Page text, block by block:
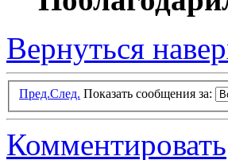
Вернуться
Пред.След. Показать сообщения за:
Комментировать